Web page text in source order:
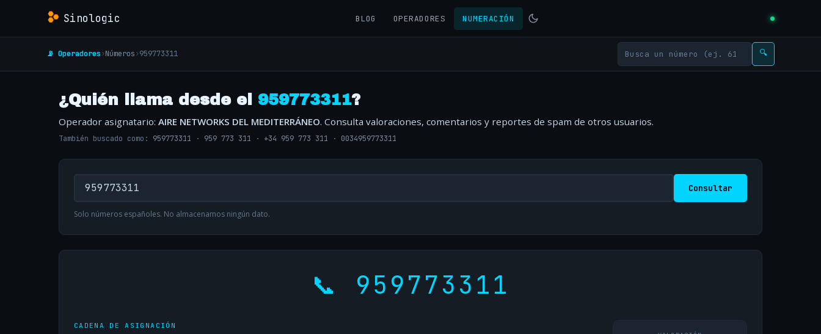
Sinologic BLOG OPERADORES NUMERACIÓN
📡 Operadores›Números›959773311 🔍
¿Quién llama desde el 959773311?
Operador asignatario: AIRE NETWORKS DEL MEDITERRÁNEO. Consulta valoraciones, comentarios y reportes de spam de otros usuarios.
También buscado como: 959773311 · 959 773 311 · +34 959 773 311 · 0034959773311
Consultar
Solo números españoles. No almacenamos ningún dato.
📞 959773311
CADENA DE ASIGNACIÓN